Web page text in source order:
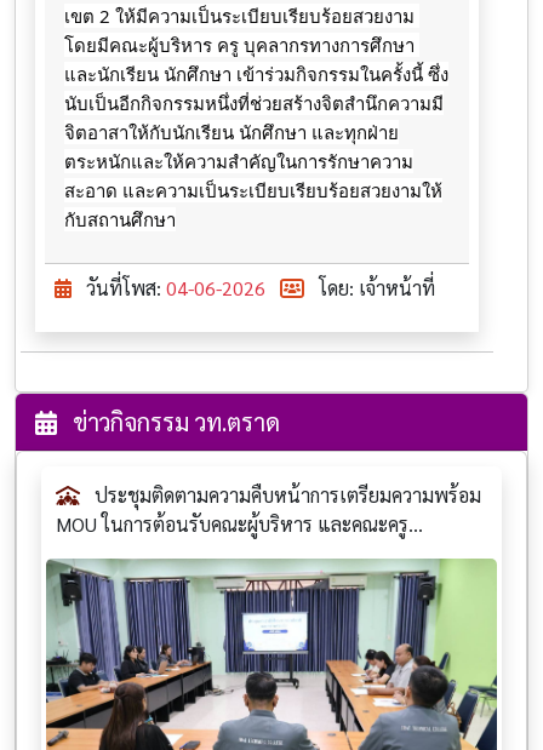
เขต 2 ให้มีความเป็นระเบียบเรียบร้อยสวยงาม
โดยมีคณะผู้บริหาร ครู บุคลากรทางการศึกษา
และนักเรียน นักศึกษา เข้าร่วมกิจกรรมในครั้งนี้ ซึ่ง
นับเป็นอีกกิจกรรมหนึ่งที่ช่วยสร้างจิตสำนึกความมี
จิตอาสาให้กับนักเรียน นักศึกษา และทุกฝ่าย
ตระหนักและให้ความสำคัญในการรักษาความ
สะอาด และความเป็นระเบียบเรียบร้อยสวยงามให้
กับสถานศึกษา
วันที่โพส: 04-06-2026 โดย: เจ้าหน้าที่
ข่าวกิจกรรม วท.ตราด
ประชุมติดตามความคืบหน้าการเตรียมความพร้อม
MOU ในการต้อนรับคณะผู้บริหาร และคณะครู...